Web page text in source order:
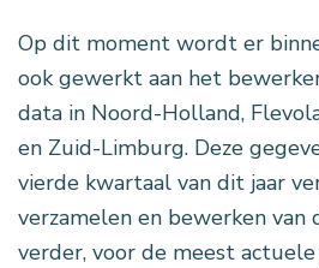
Op dit moment wordt er
ook gewerkt aan het
data in Noord-Holland,
en Zuid-Limburg. Deze
vierde kwartaal van dit jaar
verzamelen en bewerken van
verder, voor de meest